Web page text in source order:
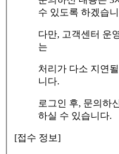
수 있도록 하겠습
다만, 고객센터 운
는
처리가 다소 지연
니다.
로그인 후, 문의하
하실 수 있습니다.
[접수 정보]